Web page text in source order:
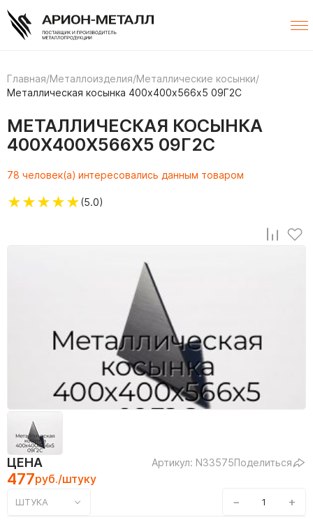
Главная/Металлоизделия/Металлические косынки/
Металлическая косынка 400х400х566х5 09Г2С
МЕТАЛЛИЧЕСКАЯ КОСЫНКА
400Х400Х566Х5 09Г2С
78 человек(а) интересовались данным товаром
★★★★★(5.0)
ЦЕНА Артикул: N33575Поделиться
477руб./штуку
ШТУКА − +